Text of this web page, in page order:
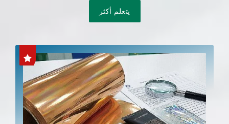
يتعلم أكثر